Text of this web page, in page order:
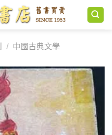
/ 中國古典文學